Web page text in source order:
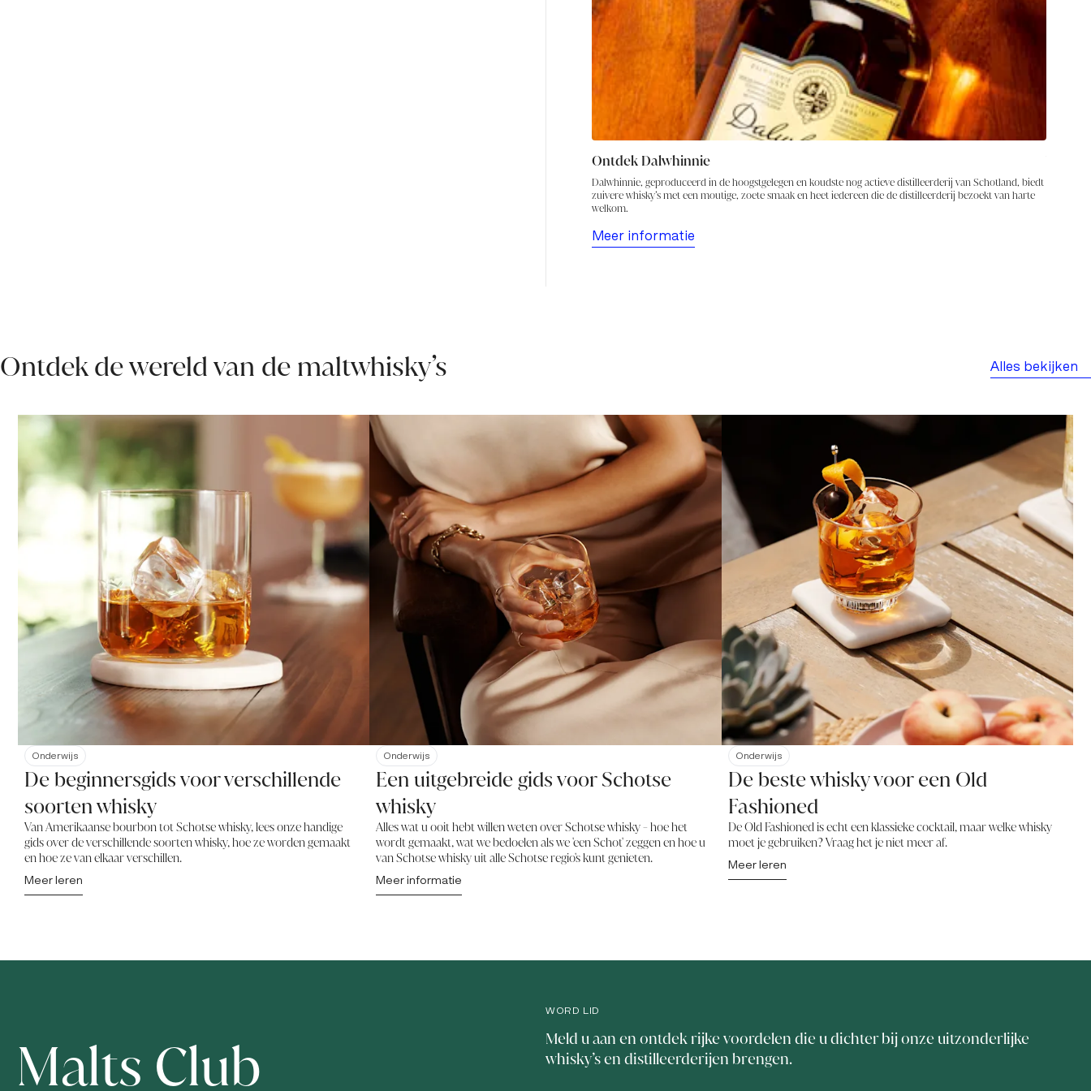
Finish
Lange afdronk, verrassend intense afdronk die zoet begint en snel plaatsmaakt
voor rook, turf en mout.
Ontdek Dalwhinnie
Dalwhinnie, geproduceerd in de hoogstgelegen en koudste nog actieve distilleerderij van Schotland, biedt
zuivere whisky’s met een moutige, zoete smaak en heet iedereen die de distilleerderij bezoekt van harte
welkom.
Meer informatie
Ontdek de wereld van de maltwhisky’s Alles bekijken
Onderwijs
De beginnersgids voor verschillende
soorten whisky
Van Amerikaanse bourbon tot Schotse whisky, lees onze handige
gids over de verschillende soorten whisky, hoe ze worden gemaakt
en hoe ze van elkaar verschillen.
Meer leren
Onderwijs
Een uitgebreide gids voor Schotse
whisky
Alles wat u ooit hebt willen weten over Schotse whisky - hoe het
wordt gemaakt, wat we bedoelen als we 'een Schot' zeggen en hoe u
van Schotse whisky uit alle Schotse regio's kunt genieten.
Meer informatie
Onderwijs
De beste whisky voor een Old
Fashioned
De Old Fashioned is echt een klassieke cocktail, maar welke whisky
moet je gebruiken? Vraag het je niet meer af.
Meer leren
Malts Club
WORD LID
Meld u aan en ontdek rijke voordelen die u dichter bij onze uitzonderlijke
whisky’s en distilleerderijen brengen.